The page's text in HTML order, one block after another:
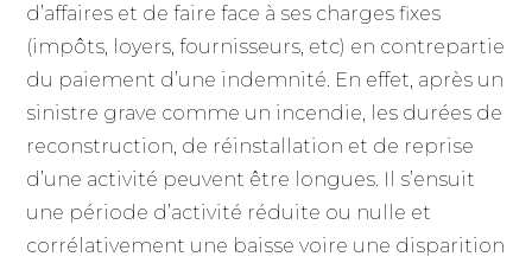
d’affaires et de faire face à ses charges fixes
(impôts, loyers, fournisseurs, etc) en contrepartie
du paiement d’une indemnité. En effet, après un
sinistre grave comme un incendie, les durées de
reconstruction, de réinstallation et de reprise
d’une activité peuvent être longues. Il s’ensuit
une période d’activité réduite ou nulle et
corrélativement une baisse voire une disparition